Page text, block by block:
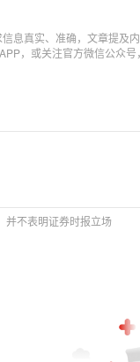
息真实、准确，文章提及
，或关注官方微信公众
并不表明证券时报立场